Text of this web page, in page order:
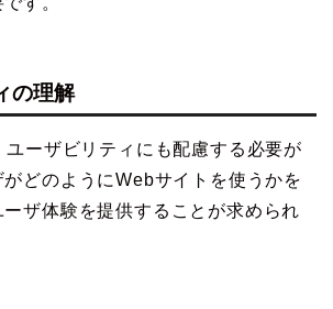
の理解
ーザビリティにも配慮する必要が
どのようにWebサイトを使うかを
ザ体験を提供することが求められ